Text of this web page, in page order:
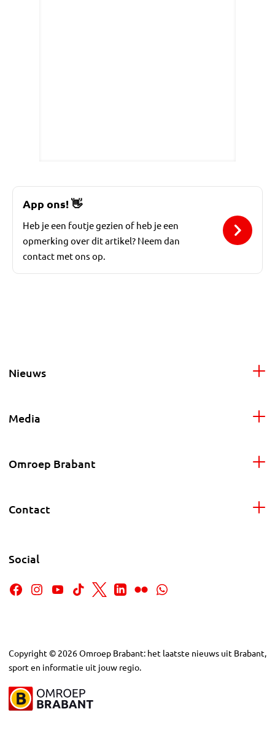
App ons!👋
Heb je een foutje gezien of heb je een
opmerking over dit artikel? Neem dan
contact met ons op.
Nieuws
Media
Omroep Brabant
Contact
Social
Copyright © 2026Omroep Brabant: het laatste nieuws uit Brabant,
sport en informatie uit jouw regio.